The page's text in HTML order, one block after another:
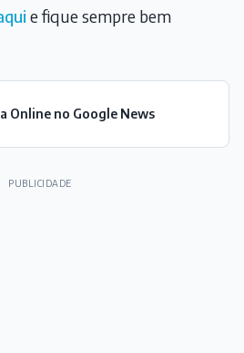
e fique sempre bem
Online no Google News
PUBLICIDADE